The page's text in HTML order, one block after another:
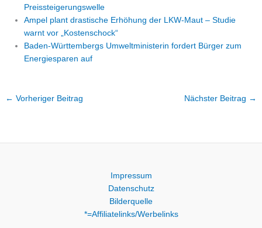
Preissteigerungswelle
Ampel plant drastische Erhöhung der LKW-Maut – Studie
warnt vor „Kostenschock“
Baden-Württembergs Umweltministerin fordert Bürger zum
Energiesparen auf
← Vorheriger Beitrag Nächster Beitrag →
Impressum
Datenschutz
Bilderquelle
*=Affiliatelinks/Werbelinks